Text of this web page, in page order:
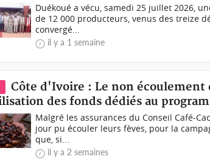
Duékoué a vécu, samedi 25 juillet 2026,
de 12 000 producteurs, venus des treize
convergé...
il y a 1 semaine
Côte d'Ivoire : Le non écoulement
des fonds dédiés au
Malgré les assurances du Conseil Café-
jour pu écouler leurs fèves, pour la
que, si...
il y a 2 semaines